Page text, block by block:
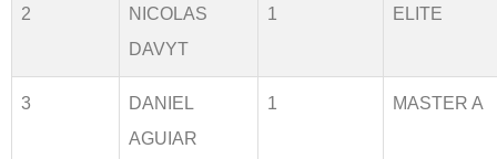
2
NICOLAS
DAVYT
1 ELITE
3
DANIEL
AGUIAR
1 MASTER A